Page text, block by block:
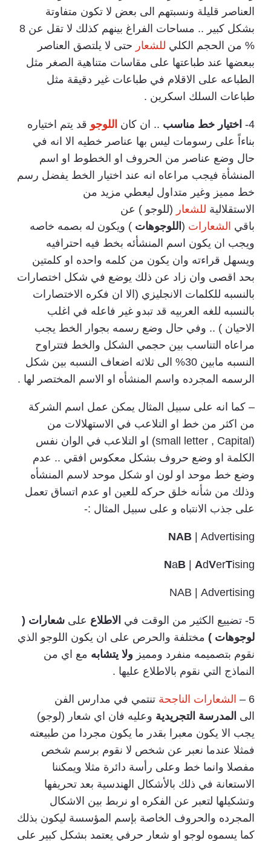
العناصر قليلة ونسبتهم الى بعض لا تكون متفاوتة
بشكل كبير .. مساحات الفراغ بينهم كذلك لا تقل عن 8
% من الحجم الكلي للشعار حتى لا يلتصق العناصر
ببعضها عند طباعتها على مقاسات متناهية الصغر مثل
الطباعه على الاقلام في طباعات غير دقيقة مثل
طباعات السلك اسكرين .
4- اختيار خط مناسب .. ان كان اللوجو قد يتم اختياره
بناءاً على رسومات ليس بها عناصر خطيه الا انه في
حال وضع عناصر من الحروف او الخطوط او اسم
المنشأة فيجب مراعاه انه عند اختيار الخط يفضل رسم
خط مميز وغير متداول ليعطي مزيد من
الاستقلالية للشعار (للوجو ) عن
باقي الشعارات ( اللوجوهات ) ويكون له بصمه خاصه
ويجب ان يكون اسم المنشأئه بخط فيه احترافيه
ويسهل قراءته وان يكون من كلمه واحده او كلمتين
بحد اقصى وان زاد عن ذلك يوضع في شكل اختصارات
بالنسبه للكلمات الانجليزي (الا ان فكره الاختصارات
بالنسبه للغه العربيه قد تبدو غير فاعله في اغلب
الاحيان ) .. وفي حال وضع رسمه بجوار الخط يجب
مراعاه التناسب بين حجمي الشكل والخط فتتراوح
النسبه مابين 30% الى ثلاثه اضعاف النسبه بين شكل
الرسمه المجرده واسم المنشأه او الاسم المختصر لها .
– كما انه على سبيل المثال يمكن عمل اسم الشركة
من اكثر من خط او التلاعب في الاستهلالات من
(small letter , Capital) او التلاعب في الوان نفس
الكلمة او وضع حروف بشكل معكوس افقي .. عدم
وضع خط موحد او لون او شكل موحد لاسم المنشأه
وذلك من شأنه خلق حركه للعين او عدم اتساق تعمل
على جذب الانتباه و على سبيل المثال :-
NAB | Advertising
NaB AdVerTising
NAB | Advertising
5- تضييع الكثير من الوقت في الاطلاع على شعارات (
لوجوهات ) مختلفة والحرص على ان يكون اللوجو الذي
نقوم بتصميمه منفرد ومميز ولا يتشابه مع اي من
النماذج التي نقوم بالاطلاع عليها .
6 – الشعارات الناجحة تنتمي في مدارس الفن
الى المدرسة التجريدية وعليه فان اي شعار (لوجو)
يجب الا يكون معبرا بقدر ما يكون مجردا من طبيعته
فمثلا عندما نعبر عن شخص لا نقوم برسم شخص
مفصلا وانما خط وعلى رأسة دائرة مثلا ويمكننا
الاستعانة في ذلك بالأشكال الهندسية بعد تحريفها
وتشكيلها لتعبر عن الفكره او نربط بين الاشكال
المجرده والحروف الخاصة بإسم المؤسسة ليكون بذلك
كما يسموه لوجو او شعار حرفي يعتمد بشكل كبير على